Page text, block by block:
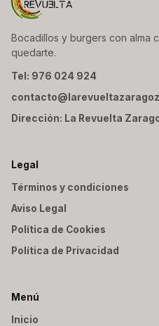
Bocadillos y burgers con alma
quedarte.
Tel: 976 024 924
Dirección: La Revuelta
Legal
Términos y condiciones
Aviso Legal
Política de Cookies
Política de Privacidad
Menú
Inicio